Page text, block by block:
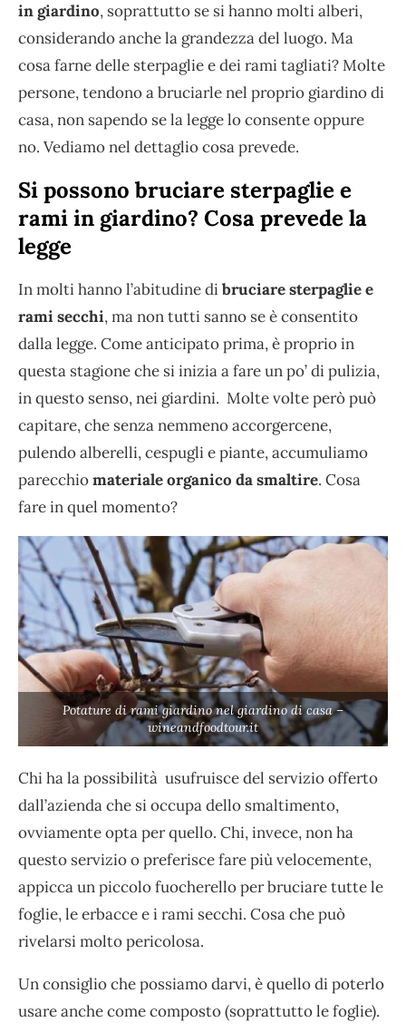
in giardino, soprattutto se si hanno molti alberi,
considerando anche la grandezza del luogo. Ma
cosa farne delle sterpaglie e dei rami tagliati? Molte
persone, tendono a bruciarle nel proprio giardino di
casa, non sapendo se la legge lo consente oppure
no. Vediamo nel dettaglio cosa prevede.
Si possono bruciare sterpaglie e
rami in giardino? Cosa prevede la
legge
In molti hanno l’abitudine dibruciare sterpaglie e
rami secchi, ma non tutti sanno se è consentito
dalla legge. Come anticipato prima, è proprio in
questa stagione che si inizia a fare un po’ di pulizia,
in questo senso, nei giardini. Molte volte però può
capitare, che senza nemmeno accorgercene,
pulendo alberelli, cespugli e piante, accumuliamo
parecchiomateriale organico da smaltire. Cosa
fare in quel momento?
Potature di rami giardino nel giardino di casa –
wineandfoodtour.it
Chi ha la possibilità usufruisce del servizio offerto
dall’azienda che si occupa dello smaltimento,
ovviamente opta per quello. Chi, invece, non ha
questo servizio o preferisce fare più velocemente,
appicca un piccolo fuocherello per bruciare tutte le
foglie, le erbacce e i rami secchi. Cosa che può
rivelarsi molto pericolosa.
Un consiglio che possiamo darvi, è quello di poterlo
usare anche come composto (soprattutto le foglie).